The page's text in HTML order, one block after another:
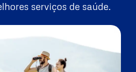
serviços de saúde.